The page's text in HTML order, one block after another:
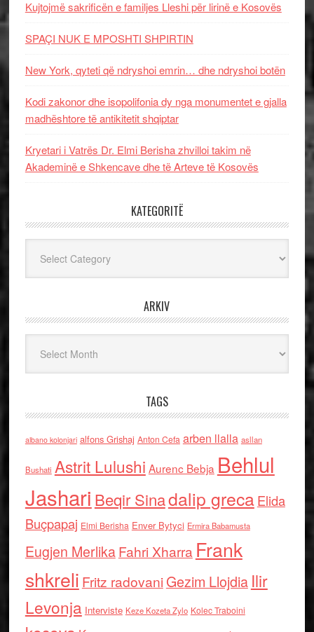
Kujtojmë sakrificën e familjes Lleshi për lirinë e Kosovës
SPAÇI NUK E MPOSHTI SHPIRTIN
New York, qyteti që ndryshoi emrin… dhe ndryshoi botën
Kodi zakonor dhe isopolifonia dy nga monumentet e gjalla
madhështore të antikitetit shqiptar
Kryetari i Vatrës Dr. Elmi Berisha zhvilloi takim në
Akademinë e Shkencave dhe të Arteve të Kosovës
KATEGORITË
ARKIV
TAGS
albano kolonjari alfons Grishaj Anton Cefa arben llalla asllan
Bushati Astrit Lulushi Aurenc Bebja Behlul
Jashari Beqir Sinadalip grecaElida
Buçpapaj Elmi Berisha Enver Bytyci Ermira Babamusta
Eugjen MerlikaFahri Xharra Frank
shkreli Fritz radovaniGezim Llojdia Ilir
Levonja Interviste Keze Kozeta Zylo Kolec Traboini